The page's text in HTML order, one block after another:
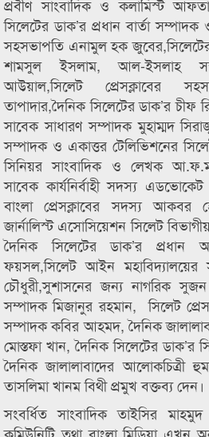
প্রবীণ সাংবাদিক ও কলামিস্ট
সিলেটের ডাক’র প্রধান বার্তা সম্পাদক
সহসভাপতি এনামুল হক
শামসুল ইসলাম, আল-ইসলাহ
আউয়াল,সিলেট প্রেসক্লাবের
তাপাদার,দৈনিক সিলেটের ডাক’র চীফ
সাবেক সাধারণ সম্পাদক মুহাম্মদ
সম্পাদক ও একাত্তর টেলিভিশনের
সিনিয়র সাংবাদিক ও লেখক আ.ফ.ম
সাবেক কার্যনির্বাহী সদস্য
বাংলা প্রেসক্লাবের সদস্য
জার্নালিস্ট এসোসিয়েশন সিলেট
দৈনিক সিলেটের ডাক’র প্রধান
ফয়সল,সিলেট আইন
চৌধুরী,সুশাসনের জন্য নাগরিক
সম্পাদক মিজানুর রহমান, সিলেট
সম্পাদক কবির আহমদ, দৈনিক
মোস্তফা খান, দৈনিক সিলেটের ডাক’র
দৈনিক জালালাবাদের আলোকচিত্রী
তাসলিমা খানম বিথী প্রমুখ বক্তব্য দেন।
সংবর্ধিত সাংবাদিক তাইসির